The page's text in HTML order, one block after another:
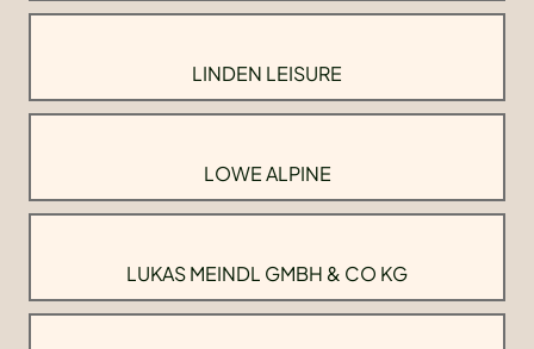
LINDEN LEISURE
LOWE ALPINE
LUKAS MEINDL GMBH & CO KG